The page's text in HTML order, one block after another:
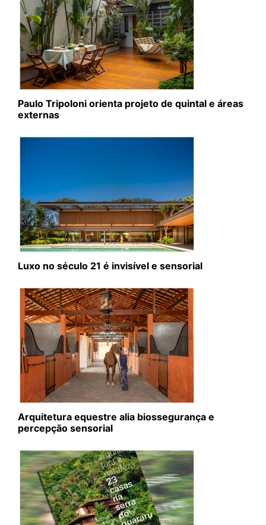
Paulo Tripoloni orienta projeto de quintal e áreas
externas
Luxo no século 21 é invisível e sensorial
Arquitetura equestre alia biossegurança e
percepção sensorial